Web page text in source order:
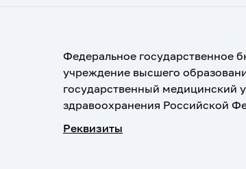
Федеральное государственное
учреждение высшего
государственный медицинский
здравоохранения Российской
Реквизиты